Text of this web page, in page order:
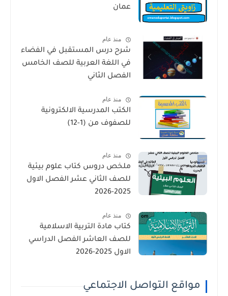
عمان
منذ عام
شرح درس المستقبل في الفضاء
في اللغة العربية للصف الخامس
الفصل الثاني
منذ عام
الكتب المدرسية الالكترونية
للصفوف من (1-12)
منذ عام
ملخص دروس كتاب علوم بيئية
للصف الثاني عشر الفصل الاول
2025-2026
منذ عام
كتاب مادة التربية الاسلامية
للصف العاشر الفصل الدراسي
الاول 2025-2026
مواقع التواصل الاجتماعي